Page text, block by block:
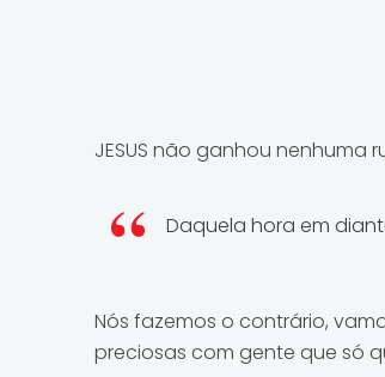
JESUS não ganhou nenhuma
Daquela hora em
Nós fazemos o contrário,
preciosas com gente que só